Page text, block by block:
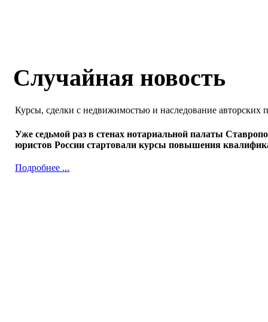
Случайная новость
Курсы, сделки с недвижимостью и наследование авторских
Уже седьмой раз в стенах нотариальной палаты
юристов России стартовали курсы повышения
Подробнее ...